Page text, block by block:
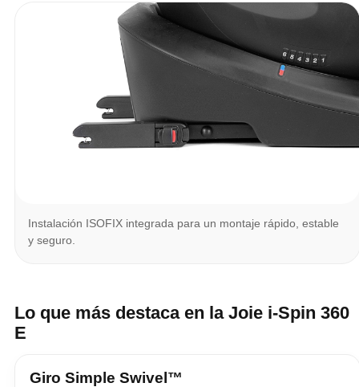
Instalación ISOFIX integrada para un montaje rápido, estable
y seguro.
Lo que más destaca en la Joie i-Spin 360
E
Giro Simple Swivel™